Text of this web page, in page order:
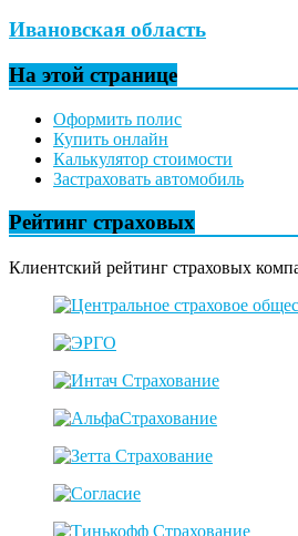
Ивановская область
На этой странице
Оформить полис
Купить онлайн
Калькулятор стоимости
Застраховать автомобиль
Рейтинг страховых
Клиентский рейтинг страховых